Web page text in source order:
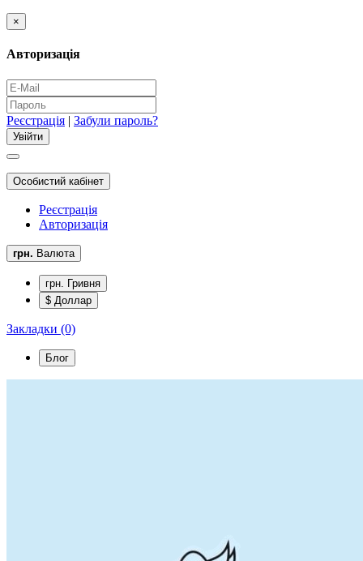
×
Авторизація
Реєстрація | Забули пароль?
Особистий кабінет
Реєстрація
Авторизація
грн. Валюта
грн. Гривня
$ Доллар
Закладки (0)
Блог